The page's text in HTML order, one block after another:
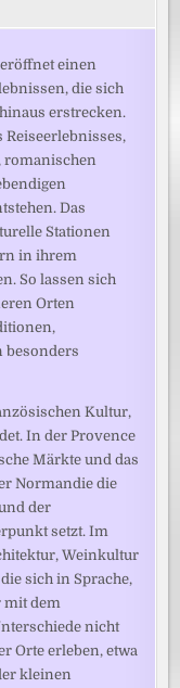
einen
die sich
erstrecken.
Reiseerlebnisses,
romanischen
Das
Stationen
in ihrem
So lassen sich
Orten
besonders
Kultur,
In der Provence
Märkte und das
Normandie die
der
setzt. Im
Weinkultur
sich in Sprache,
mit dem
nicht
Orte erleben, etwa
kleinen